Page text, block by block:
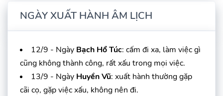
NGÀY XUẤT HÀNH ÂM LỊCH
12/9 - Ngày Bạch Hổ Túc: cấm đi xa, làm việc gì
cũng không thành công, rất xấu trong mọi việc.
13/9 - Ngày Huyền Vũ: xuất hành thường gặp
cãi cọ, gặp việc xấu, không nên đi.